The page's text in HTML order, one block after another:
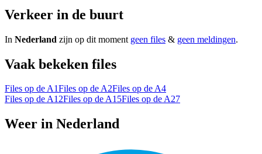
Verkeer in de buurt
In Nederland zijn op dit moment geen files & geen meldingen.
Vaak bekeken files
Files op de A1Files op de A2Files op de A4
Files op de A12Files op de A15Files op de A27
Weer in Nederland